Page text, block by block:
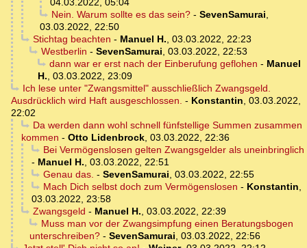
04.03.2022, 05:04
Nein. Warum sollte es das sein?- SevenSamurai,
03.03.2022, 22:50
Stichtag beachten - Manuel H., 03.03.2022, 22:23
Westberlin - SevenSamurai, 03.03.2022, 22:53
dann war er erst nach der Einberufung geflohen - Manuel
H., 03.03.2022, 23:09
Ich lese unter "Zwangsmittel" ausschließlich Zwangsgeld.
Ausdrücklich wird Haft ausgeschlossen. - Konstantin, 03.03.2022,
22:02
Da werden dann wohl schnell fünfstellige Summen zusammen
kommen - Otto Lidenbrock, 03.03.2022, 22:36
Bei Vermögenslosen gelten Zwangsgelder als uneinbringlich
- Manuel H., 03.03.2022, 22:51
Genau das. - SevenSamurai, 03.03.2022, 22:55
Mach Dich selbst doch zum Vermögenslosen - Konstantin,
03.03.2022, 23:58
Zwangsgeld - Manuel H., 03.03.2022, 22:39
Muss man vor der Zwangsimpfung einen Beratungsbogen
unterschreiben? - SevenSamurai, 03.03.2022, 22:56